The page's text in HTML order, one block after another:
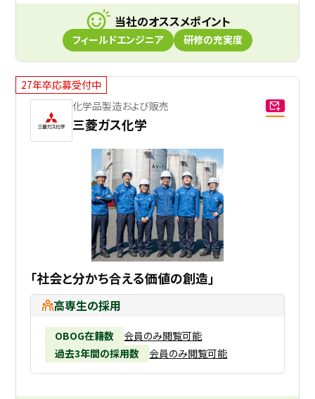
当社のオススメポイント
フィールドエンジニア 研修の充実度
27年卒応募受付中
化学品製造および販売
三菱ガス化学
「社会と分かち合える価値の創造」
高専生の採用
OBOG在籍数
会員のみ閲覧可能
過去3年間の採用数
会員のみ閲覧可能